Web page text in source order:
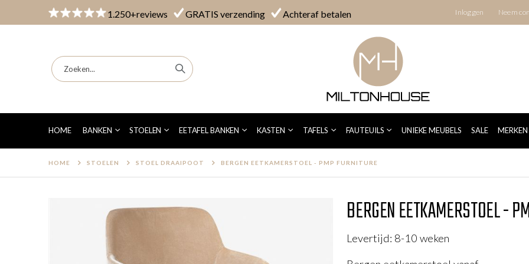
1.250+reviews GRATIS verzending Achteraf betalen Inloggen Neem
HOME BANKEN STOELEN EETAFEL BANKEN KASTEN TAFELS FAUTEUILS UNIEKE MEUBELS SALE MERKEN
HOME STOELEN STOEL DRAAIPOOT BERGEN EETKAMERSTOEL - PMP FURNITURE
BERGEN EETKAMERSTOEL -
Levertijd: 8-10 weken